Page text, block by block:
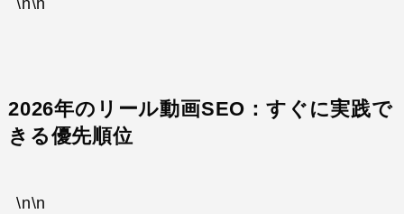
\n\n
2026年のリール動画SEO：すぐに実践で
きる優先順位
\n\n